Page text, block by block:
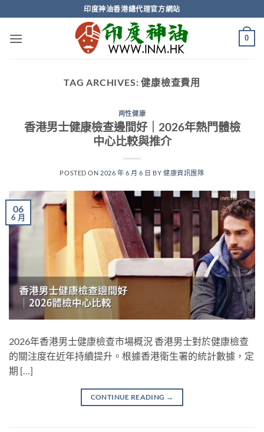
to
content
印度神油香港總代理官方網站
0
TAG ARCHIVES:健康檢查費用
两性健康
香港男士健康檢查邊間好｜2026年熱門體檢
中心比較與推介
POSTED ON 2026 年 6 月 6 日 BY健康資訊團隊
06
6 月
2026年香港男士健康檢查市場概況 香港男士對於健康檢查
的關注度在近年持續提升。根據香港衛生署的統計數據，定
期 […]
CONTINUE READING →